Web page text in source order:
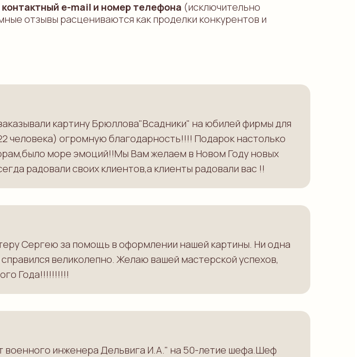
контактный e-mail и номер телефона (исключительно
отзывы расцениваются как проделки конкурентов и
картину Брюллова"Всадники" на юбилей фирмы для
человека) огромную благодарность!!!! Подарок настолько
море эмоций!!Мы Вам желаем в Новом Году новых
радовали своих клиентов,а клиенты радовали вас !!
Сергею за помощь в оформлении нашей картины. Ни одна
великолепно. Желаю вашей мастерской успехов,
Года!!!!!!!!!!
военного инженера Дельвига И.А." на 50-летие шефа.Шеф